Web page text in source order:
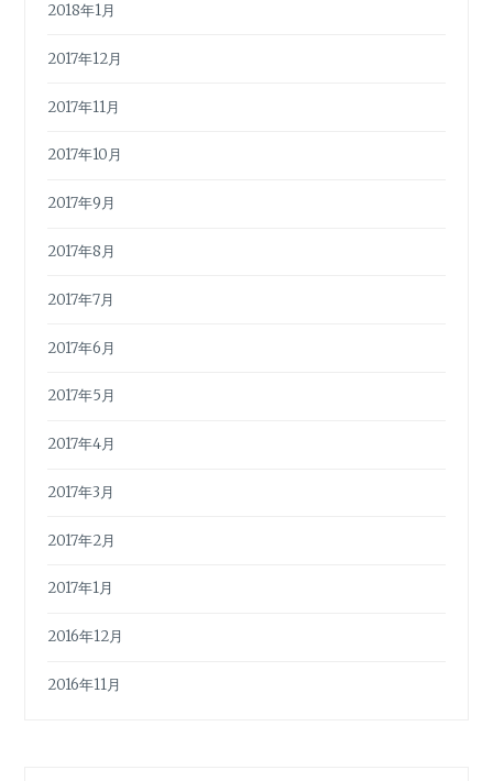
2018年1月
2017年12月
2017年11月
2017年10月
2017年9月
2017年8月
2017年7月
2017年6月
2017年5月
2017年4月
2017年3月
2017年2月
2017年1月
2016年12月
2016年11月